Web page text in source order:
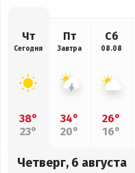
Чт
Сегодня
38°
23°
Пт
Завтра
34°
20°
Сб
08.08
26°
16°
Четверг, 6 августа